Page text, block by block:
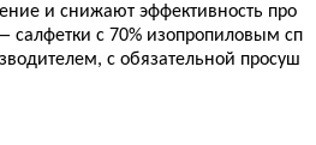
и снижают эффективность про
с 70% изопропиловым сп
с обязательной просуш